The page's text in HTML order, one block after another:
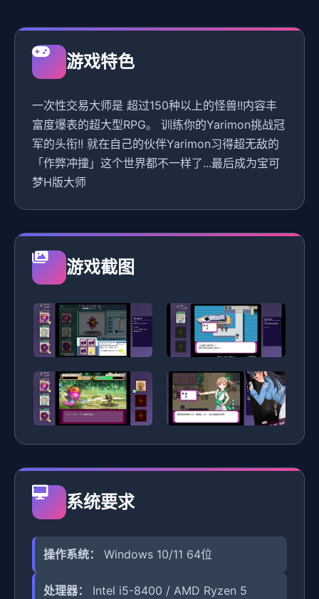
游戏特色
一次性交易大师是 超过150种以上的怪兽!!内容丰
富度爆表的超大型RPG。 训练你的Yarimon挑战冠
军的头衔!! 就在自己的伙伴Yarimon习得超无敌的
「作弊冲撞」这个世界都不一样了...最后成为宝可
梦H版大师
游戏截图
系统要求
操作系统： Windows 10/11 64位
处理器：
Intel i5-8400 / AMD Ryzen 5